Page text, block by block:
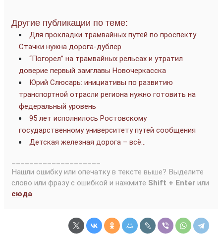
Другие публикации по теме:
Для прокладки трамвайных путей по проспекту
Стачки нужна дорога-дублер
“Погорел” на трамвайных рельсах и утратил
доверие первый замглавы Новочеркасска
Юрий Слюсарь: инициативы по развитию
транспортной отрасли региона нужно готовить на
федеральный уровень
95 лет исполнилось Ростовскому
государственному университету путей сообщения
Детская железная дорога – всё…
Нашли ошибку или опечатку в тексте выше? Выделите
слово или фразу с ошибкой и нажмите Shift + Enter или
сюда.